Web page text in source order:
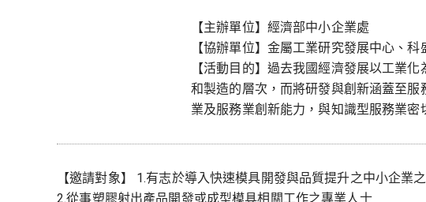
【主辦單位】經濟部中小企業處
【協辦單位】金屬工業研究發展中心、
【活動目的】過去我國經濟發展以工業
和製造的層次，而將研發與創新涵蓋至
業及服務業創新能力，與知識型服務業
【邀請對象】 1.有志於導入快速模具開發與品質提升之中小企業
2.從事塑膠射出產品開發或成型模具相關工作之專業人士